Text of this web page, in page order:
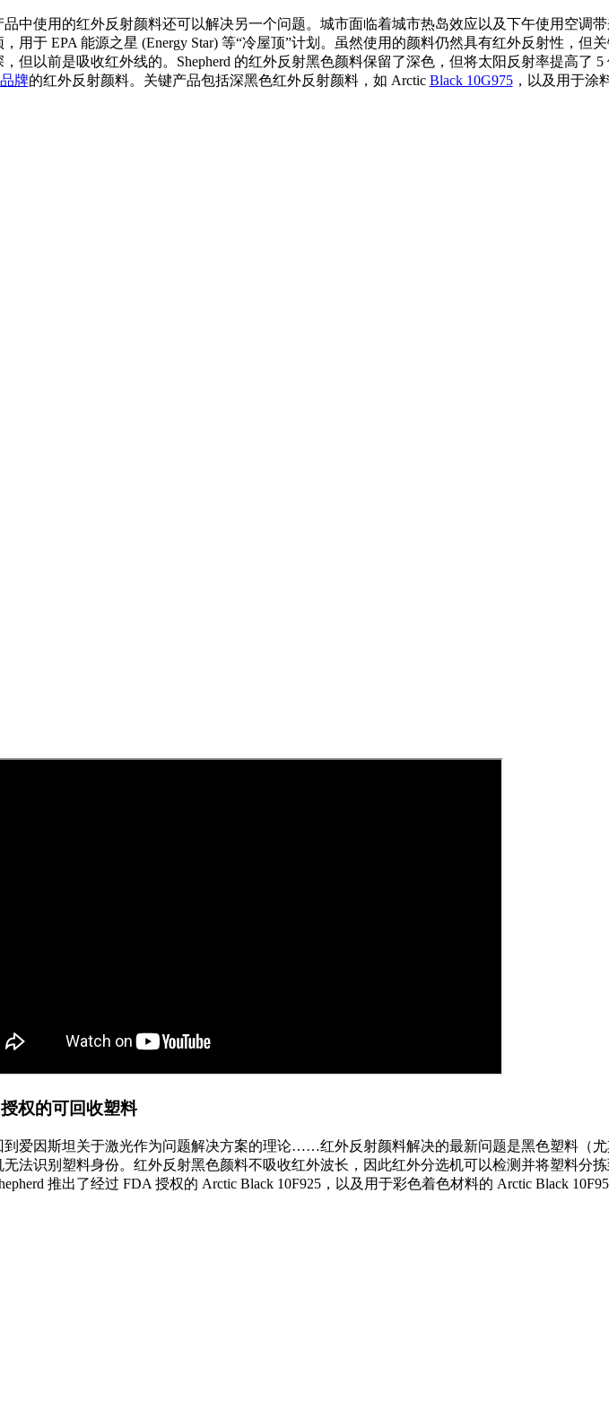
品中使用的红外反射颜料还可以解决另一个问题。城市面临着城市热岛效应以及下午使用空调
，用于 EPA 能源之星 (Energy Star) 等“冷屋顶”计划。虽然使用的颜料仍然具有红外反射性，
但以前是吸收红外线的。Shepherd 的红外反射黑色颜料保留了深色，但将太阳反射率提高了
牌的红外反射颜料。关键产品包括深黑色红外反射颜料，如 Arctic Black 10G975，以及用于涂
权的可回收塑料
到爱因斯坦关于激光作为问题解决方案的理论……红外反射颜料解决的最新问题是黑色塑料（
无法识别塑料身份。红外反射黑色颜料不吸收红外波长，因此红外分选机可以检测并将塑料分
推出了经过 FDA 授权的 Arctic Black 10F925，以及用于彩色着色材料的 Arctic Black